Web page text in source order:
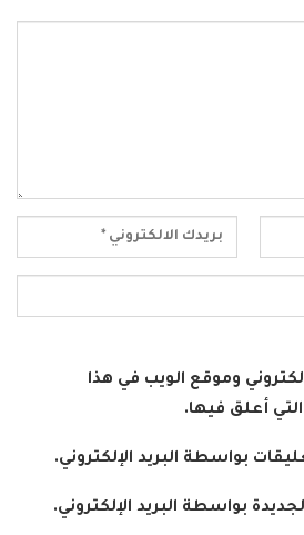
وموقع الويب في هذا
أعلق فيها.
بواسطة البريد الإلكتروني.
بواسطة البريد الإلكتروني.